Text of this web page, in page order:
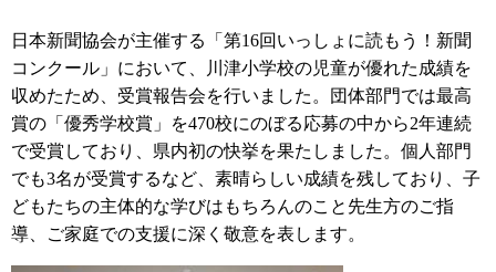
日本新聞協会が主催する「第16回いっしょに読もう！新聞
コンクール」において、川津小学校の児童が優れた成績を
収めたため、受賞報告会を行いました。団体部門では最高
賞の「優秀学校賞」を470校にのぼる応募の中から2年連続
で受賞しており、県内初の快挙を果たしました。個人部門
でも3名が受賞するなど、素晴らしい成績を残しており、子
どもたちの主体的な学びはもちろんのこと先生方のご指
導、ご家庭での支援に深く敬意を表します。